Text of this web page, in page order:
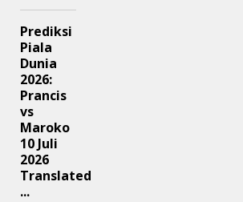
Prediksi
Piala
Dunia
2026:
Prancis
vs
Maroko
10 Juli
2026
Translated
...